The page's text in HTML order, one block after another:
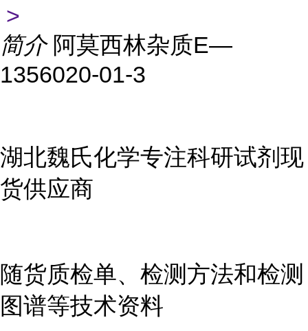
>
简介 阿莫西林杂质E—
1356020-01-3
湖北魏氏化学专注科研试剂现
货供应商
随货质检单、检测方法和检测
图谱等技术资料